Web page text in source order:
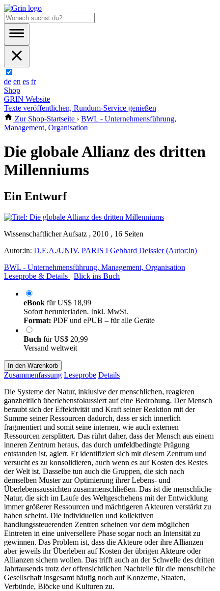
de en es fr
Shop
GRIN Website
Texte veröffentlichen, Rundum-Service genießen
Zur Shop-Startseite › BWL - Unternehmensführung,
Management, Organisation
Die globale Allianz des dritten
Millenniums
Ein Entwurf
Wissenschaftlicher Aufsatz , 2010 , 16 Seiten
Autor:in: D.E.A./UNIV. PARIS I Gebhard Deissler (Autor:in)
BWL - Unternehmensführung, Management, Organisation
Leseprobe & Details
Blick ins Buch
eBook fürUS$ 18,99
Sofort herunterladen. Inkl. MwSt.
Format: PDF und ePUB – für alle Geräte
Buch fürUS$ 20,99
Versand weltweit
In den Warenkorb
Zusammenfassung Leseprobe Details
Die Systeme der Natur, inklusive der menschlichen, reagieren
ganzheitlich überlebensfokussiert auf eine Bedrohung. Der Mensch
beraubt sich der Effektivität und Kraft seiner Reaktion mit der
Summe seiner Ressourcen dadurch, dass er sich innerlich
fragmentiert und somit seine internen, wie auch externen
Ressourcen zersplittert. Das rührt daher, dass der Mensch aus einem
inneren Zentrum heraus, das durch umfeldbedingte Prägung
entstanden ist, agiert. Er identifiziert sich mit diesem Zentrum und
versucht es zu konsolidieren, auch wenn es auf Kosten des Restes
der Welt ist. Dasselbe tun auch die Gruppen, die sich nach
demselben Muster zur Optimierung ihrer Lebens- und
Überlebensaussichten zusammenschließen. Das ist die menschliche
Natur, die sich im Laufe des Weltgeschehens mit der Entwicklung
immer größerer Ressourcen und mächtigeren Akteuren verstärkt zu
haben scheint. Die individuellen und kollektiven
handlungssteuerenden Zentren scheinen vor dem möglichen
Eintreten in eine universellere Phase sogar noch an Intensität zu
gewinnen. Das Problem ist, dass die Akteure oder ihre Allianzen
aber jeweils ihr Überleben auf Kosten der übrigen Akteure oder
Allianzen sichern wollen. Das trifft auch an der Schwelle des dritten
Jahrtausends trotz der offensichtlichen Nachteile für die menschliche
Gesellschaft insgesamt häufig noch auf Konzerne, Staaten,
Verbünde, Blöcke und Kulturen zu.